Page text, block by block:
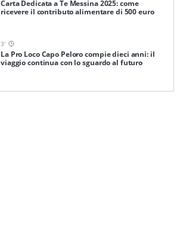
Carta Dedicata a Te Messina 2025: come
ricevere il contributo alimentare di 500 euro
3'
La Pro Loco Capo Peloro compie dieci anni: il
viaggio continua con lo sguardo al futuro